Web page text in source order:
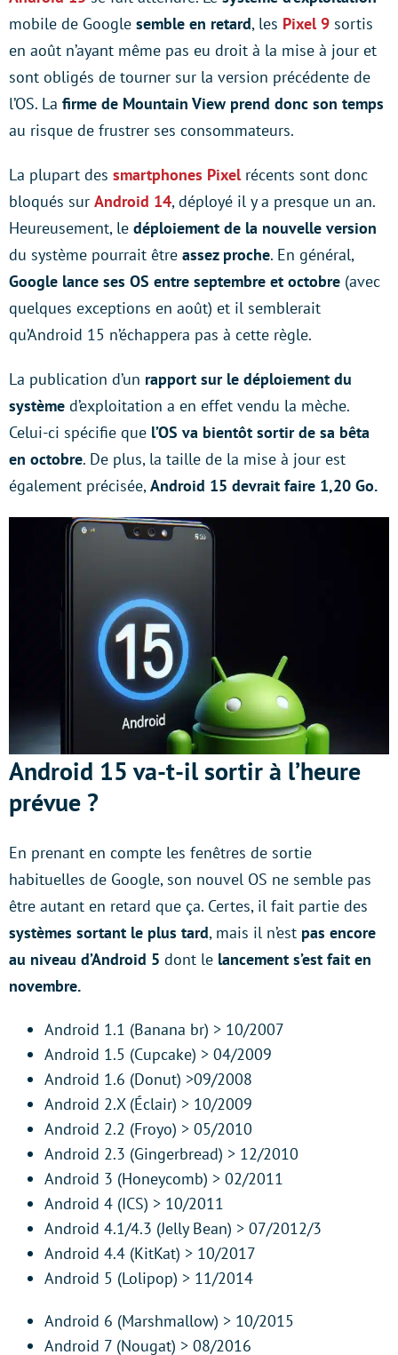
mobile de Google semble en retard, les Pixel 9 sortis
en août n’ayant même pas eu droit à la mise à jour et
sont obligés de tourner sur la version précédente de
l’OS. La firme de Mountain View prend donc son temps
au risque de frustrer ses consommateurs.
La plupart des smartphones Pixelrécents sont donc
bloqués sur Android 14, déployé il y a presque un an.
Heureusement, le déploiement de la nouvelle version
du système pourrait être assez proche. En général,
Google lance ses OS entre septembre et octobre (avec
quelques exceptions en août) et il semblerait
qu’Android 15 n’échappera pas à cette règle.
La publication d’un rapport sur le déploiement du
système d’exploitation a en effet vendu la mèche.
Celui-ci spécifie que l’OS va bientôt sortir de sa bêta
en octobre. De plus, la taille de la mise à jour est
également précisée, Android 15 devrait faire 1,20 Go.
Android 15 va-t-il sortir à l’heure
prévue ?
En prenant en compte les fenêtres de sortie
habituelles de Google, son nouvel OS ne semble pas
être autant en retard que ça. Certes, il fait partie des
systèmes sortant le plus tard, mais il n’est pas encore
au niveau d’Android 5 dont le lancement s’est fait en
novembre.
Android 1.1 (Banana br) > 10/2007
Android 1.5 (Cupcake) > 04/2009
Android 1.6 (Donut) >09/2008
Android 2.X (Éclair) > 10/2009
Android 2.2 (Froyo) > 05/2010
Android 2.3 (Gingerbread) > 12/2010
Android 3 (Honeycomb) > 02/2011
Android 4 (ICS) > 10/2011
Android 4.1/4.3 (Jelly Bean) > 07/2012/3
Android 4.4 (KitKat) > 10/2017
Android 5 (Lolipop) > 11/2014
Android 6 (Marshmallow) > 10/2015
Android 7 (Nougat) > 08/2016